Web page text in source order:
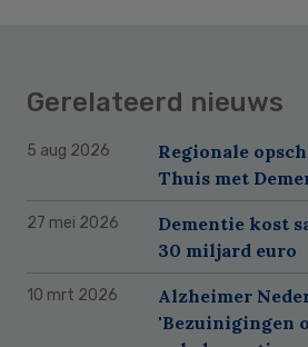
Gerelateerd nieuws
5 aug 2026
Regionale
Thuis met
27 mei 2026
Dementie kost
30 miljard euro
10 mrt 2026
Alzheimer
'Bezuinigingen